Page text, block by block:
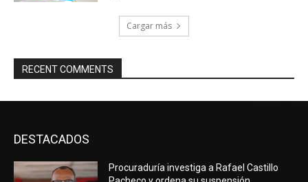
Cargar más
RECENT COMMENTS
DESTACADOS
Procuraduría investiga a Rafael Castillo